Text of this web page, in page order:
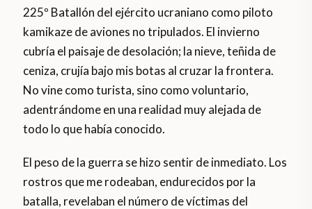
225º Batallón del ejército ucraniano como piloto
kamikaze de aviones no tripulados. El invierno
cubría el paisaje de desolación; la nieve, teñida de
ceniza, crujía bajo mis botas al cruzar la frontera.
No vine como turista, sino como voluntario,
adentrándome en una realidad muy alejada de
todo lo que había conocido.
El peso de la guerra se hizo sentir de inmediato. Los
rostros que me rodeaban, endurecidos por la
batalla, revelaban el número de víctimas del